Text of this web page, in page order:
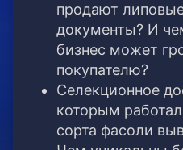
продают
документы? И
бизнес может
покупателю?
Селекционное
которым
сорта фасоли